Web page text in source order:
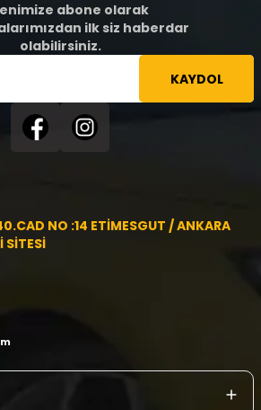
abone olarak
ilk siz haberdar
olabilirsiniz.
KAYDOL
NO :14 ETİMESGUT / ANKARA
SİTESİ